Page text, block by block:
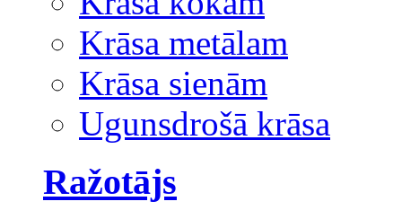
Krāsa metālam
Krāsa sienām
Ugunsdrošā krāsa
Ražotājs